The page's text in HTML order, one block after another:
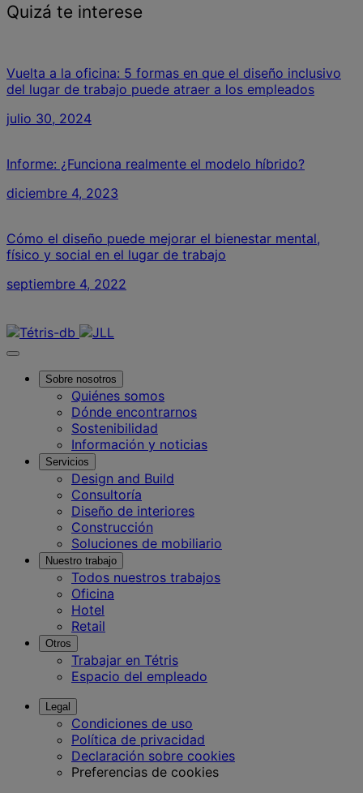
Quizá te interese
Vuelta a la oficina: 5 formas en que el diseño inclusivo
del lugar de trabajo puede atraer a los empleados
julio 30, 2024
Informe: ¿Funciona realmente el modelo híbrido?
diciembre 4, 2023
Cómo el diseño puede mejorar el bienestar mental,
físico y social en el lugar de trabajo
septiembre 4, 2022
Sobre nosotros
Quiénes somos
Dónde encontrarnos
Sostenibilidad
Información y noticias
Servicios
Design and Build
Consultoría
Diseño de interiores
Construcción
Soluciones de mobiliario
Nuestro trabajo
Todos nuestros trabajos
Oficina
Hotel
Retail
Otros
Trabajar en Tétris
Espacio del empleado
Legal
Condiciones de uso
Política de privacidad
Declaración sobre cookies
Preferencias de cookies